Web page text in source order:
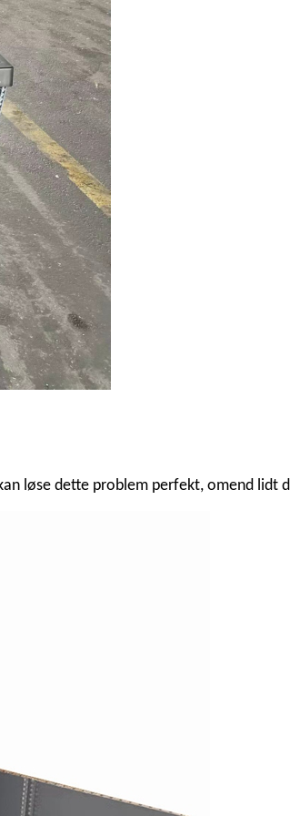
løse dette problem perfekt, omend lidt